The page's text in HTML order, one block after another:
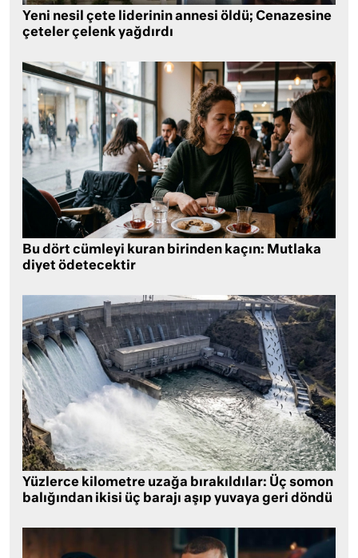
Yeni nesil çete liderinin annesi öldü; Cenazesine
çeteler çelenk yağdırdı
Bu dört cümleyi kuran birinden kaçın: Mutlaka
diyet ödetecektir
Yüzlerce kilometre uzağa bırakıldılar: Üç somon
balığından ikisi üç barajı aşıp yuvaya geri döndü